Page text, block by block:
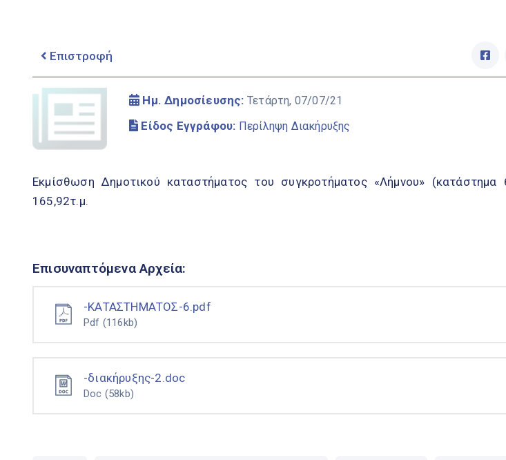
Επιστροφή
Ημ. Δημοσίευσης: Τετάρτη, 07/07/21
Είδος Εγγράφου: Περίληψη Διακήρυξης
Εκμίσθωση Δημοτικού καταστήματος του συγκροτήματος «Λήμνου» (κατάστημα
165,92τ.μ.
Επισυναπτόμενα Αρχεία:
-ΚΑΤΑΣΤΗΜΑΤΟΣ-6.pdf
Pdf (116kb)
-διακήρυξης-2.doc
Doc (58kb)